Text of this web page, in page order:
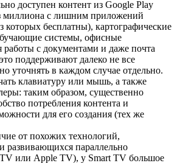
доступен контент из Google Play
миллиона с лишним приложений
которых бесплатны), картографические
системы, офисные
с документами и даже почта
поддерживают далеко не все
уточнять в каждом случае отдельно.
клавиатуру или мышь, а также
таким образом, существенно
потребления контента и
для его создания (тех же
от похожих технологий,
развивающихся параллельно
или Apple TV), у Smart TV большое